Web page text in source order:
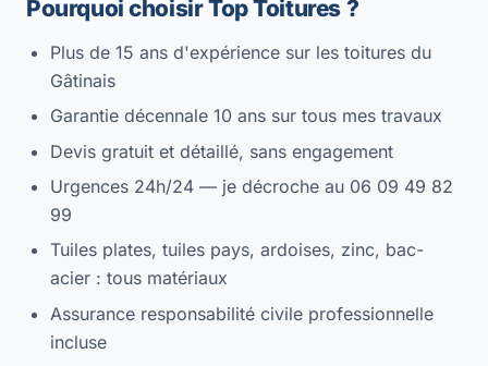
Pourquoi choisir Top Toitures ?
Plus de 15 ans d'expérience sur les toitures du
Gâtinais
Garantie décennale 10 ans sur tous mes travaux
Devis gratuit et détaillé, sans engagement
Urgences 24h/24 — je décroche au 06 09 49 82
99
Tuiles plates, tuiles pays, ardoises, zinc, bac-
acier : tous matériaux
Assurance responsabilité civile professionnelle
incluse